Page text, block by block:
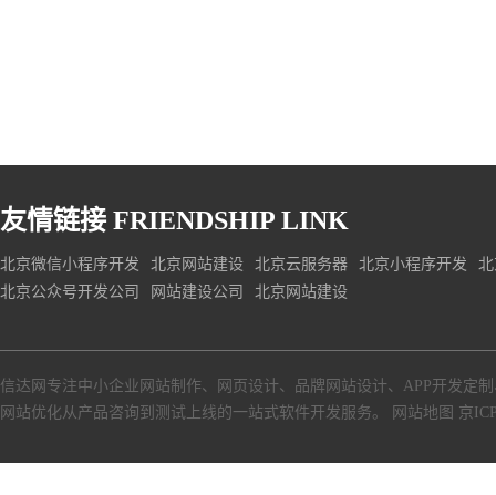
友情链接 FRIENDSHIP LINK
北京微信小程序开发 北京网站建设 北京云服务器 北京小程序开发
北京公众号开发公司
网站建设公司 北京网站建设
信达网专注中小企业网站制作、 网页设计、 品牌网站设计、 APP开发定制
网站优化从产品咨询到测试上线的一站式软件开发服务。
网站地图 京